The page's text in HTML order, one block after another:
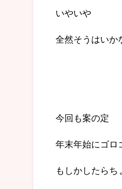
いやいや
全然そうはいか
今回も案の定
年末年始にゴロ
もしかしたら